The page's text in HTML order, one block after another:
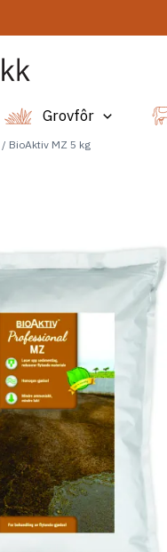
Grovfôr
/ BioAktiv MZ 5 kg